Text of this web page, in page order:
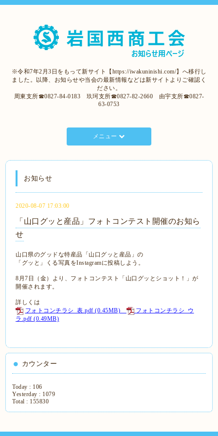
※令和7年2月3日をもって新サイト【https://iwakuninishi.com/】へ移行し
ました。以降、お知らせや当会の最新情報などは新サイトよりご確認く
ださい。
周東支所☎0827-84-0183 玖珂支所☎0827-82-2660 由宇支所☎0827-
63-0753
メニュー
お知らせ
2020-08-07 17:03:00
「山口グッと産品」フォトコンテスト開催のお知ら
せ
山口県のグッドな特産品「山口グッと産品」の
「グッと」くる写真をInstagramに投稿しよう。
8月7日（金）より、フォトコンテスト「山口グッとショット！」が
開催されます。
詳しくは
フォトコンチラシ_表.pdf (0.45MB)
フォトコンチラシ_ウ
ラ.pdf (0.49MB)
カウンター
Today : 106
Yesterday : 1079
Total : 155830